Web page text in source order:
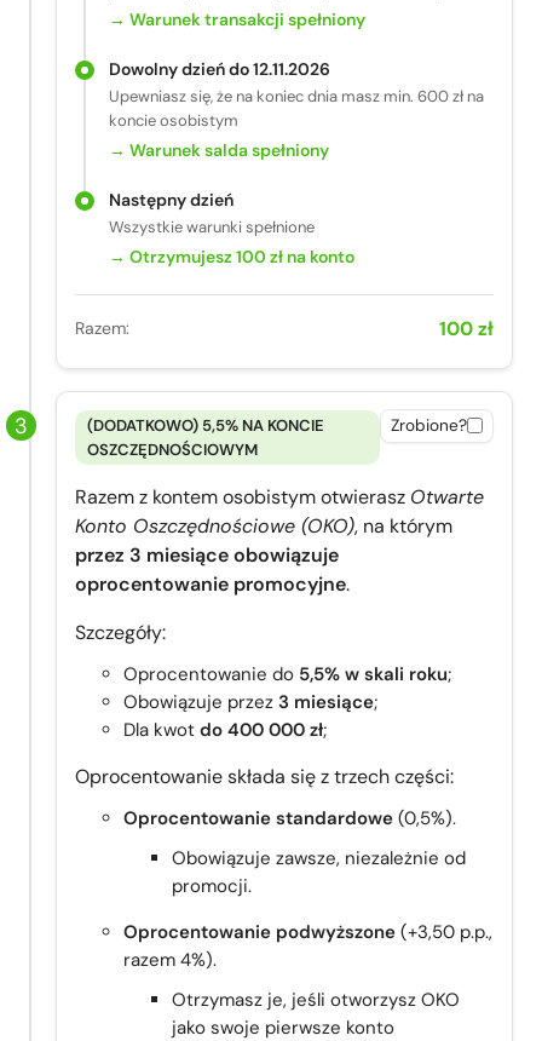
→ Warunek transakcji spełniony
Dowolny dzień do 12.11.2026
Upewniasz się, że na koniec dnia masz min. 600 zł na
koncie osobistym
→ Warunek salda spełniony
Następny dzień
Wszystkie warunki spełnione
→ Otrzymujesz 100 zł na konto
Razem: 100 zł
(DODATKOWO) 5,5% NA KONCIE
OSZCZĘDNOŚCIOWYM
Zrobione?
Razem z kontem osobistym otwierasz Otwarte
Konto Oszczędnościowe (OKO), na którym
przez 3 miesiące obowiązuje
oprocentowanie promocyjne.
Szczegóły:
Oprocentowanie do 5,5% w skali roku;
Obowiązuje przez 3 miesiące;
Dla kwot do 400 000 zł;
Oprocentowanie składa się z trzech części:
Oprocentowanie standardowe (0,5%).
Obowiązuje zawsze, niezależnie od
promocji.
Oprocentowanie podwyższone (+3,50 p.p.,
razem 4%).
Otrzymasz je, jeśli otworzysz OKO
jako swoje pierwsze konto